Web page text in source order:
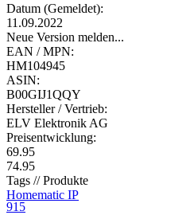
Datum (Gemeldet):
11.09.2022
Neue Version melden...
EAN / MPN:
HM104945
ASIN:
B00GIJ1QQY
Hersteller / Vertrieb:
ELV Elektronik AG
Preisentwicklung:
69.95
74.95
Tags // Produkte
Homematic IP
915